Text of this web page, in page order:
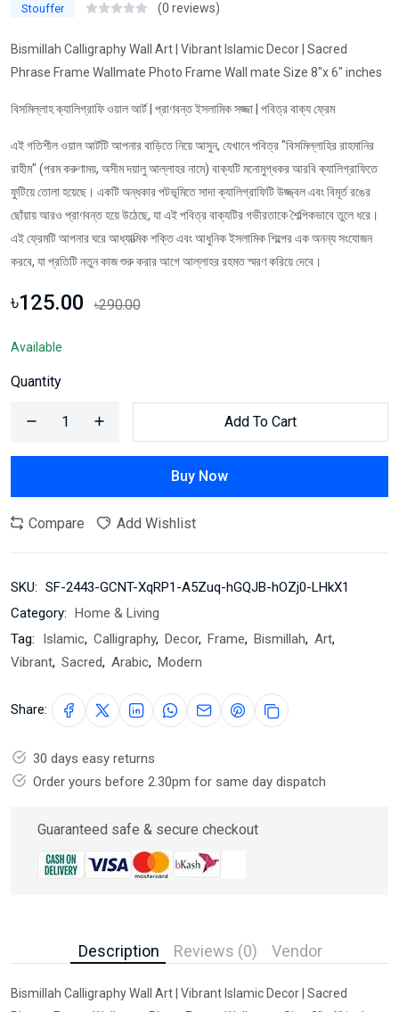
Stouffer (0 reviews)
Bismillah Calligraphy Wall Art | Vibrant Islamic Decor | Sacred
Phrase Frame Wallmate Photo Frame Wall mate Size 8"x 6" inches
বিসমিল্লাহ ক্যালিগ্রাফি ওয়াল আর্ট | প্রাণবন্ত ইসলামিক সজ্জা | পবিত্র বাক্য ফ্রেম
এই গতিশীল ওয়াল আর্টটি আপনার বাড়িতে নিয়ে আসুন, যেখানে পবিত্র "বিসমিল্লাহির রাহমানির
রাহীম" (পরম করুণাময়, অসীম দয়ালু আল্লাহর নামে) বাক্যটি মনোমুগ্ধকর আরবি ক্যালিগ্রাফিতে
ফুটিয়ে তোলা হয়েছে। একটি অন্ধকার পটভূমিতে সাদা ক্যালিগ্রাফিটি উজ্জ্বল এবং বিমূর্ত রঙের
ছোঁয়ায় আরও প্রাণবন্ত হয়ে উঠেছে, যা এই পবিত্র বাক্যটির গভীরতাকে শৈল্পিকভাবে তুলে ধরে।
এই ফ্রেমটি আপনার ঘরে আধ্যাত্মিক শক্তি এবং আধুনিক ইসলামিক শিল্পের এক অনন্য সংযোজন
করবে, যা প্রতিটি নতুন কাজ শুরু করার আগে আল্লাহর রহমত স্মরণ করিয়ে দেবে।
৳125.00 ৳290.00
Available
Quantity
Add To Cart
Buy Now
Compare Add Wishlist
SKU: SF-2443-GCNT-XqRP1-A5Zuq-hGQJB-hOZj0-LHkX1
Category: Home & Living
Tag:
Islamic, Calligraphy, Decor, Frame, Bismillah, Art,
Vibrant, Sacred, Arabic, Modern
Share:
30 days easy returns
Order yours before 2.30pm for same day dispatch
Guaranteed safe & secure checkout
Description Reviews (0) Vendor
Bismillah Calligraphy Wall Art | Vibrant Islamic Decor | Sacred